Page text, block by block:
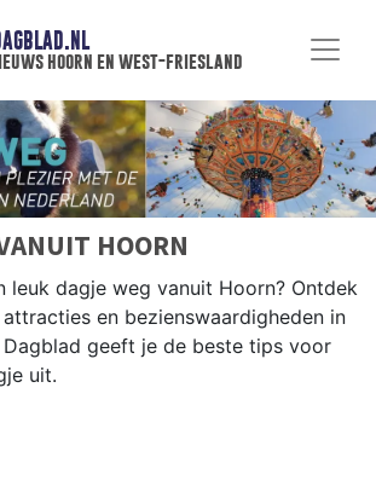
hoorn en west-friesland
HOORN
leuk dagje weg vanuit Hoorn? Ontdek
en bezienswaardigheden in
geeft je de beste tips voor
uit.